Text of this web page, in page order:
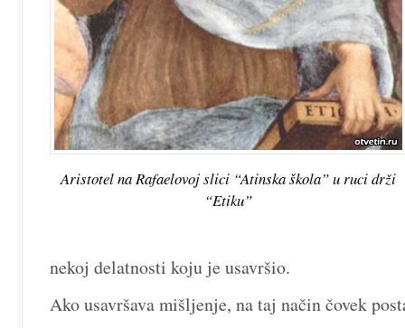
Aristotel na Rafaelovoj slici “Atinska škola” u ruci drži
“Etiku”
nekoj delatnosti koju je usavršio.
Ako usavršava mišljenje, na taj način čovek